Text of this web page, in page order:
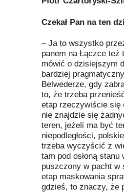
Czekał Pan na ten
– Ja to wszystko
panem na Łączce też
mówić o dzisiejszym
bardziej
Belwederze, gdy
to, że trzeba
etap rzeczywiście się
nie znajdzie się
teren, jeżeli ma być
niepodległości,
trzeba wyczyścić z
tam pod osłoną stanu
puszczony w pacht w
etap maskowania
gdzieś, to znaczy, że